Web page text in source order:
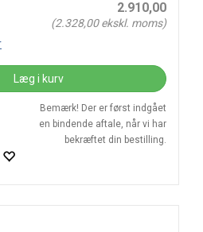
2.910,00
(2.328,00ekskl. moms)
Læg i kurv
Bemærk! Der er først indgået
en bindende aftale, når vi har
bekræftet din bestilling.